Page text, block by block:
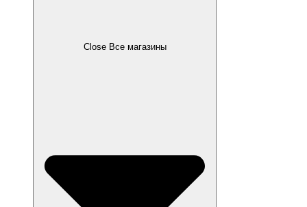
Close Все магазины